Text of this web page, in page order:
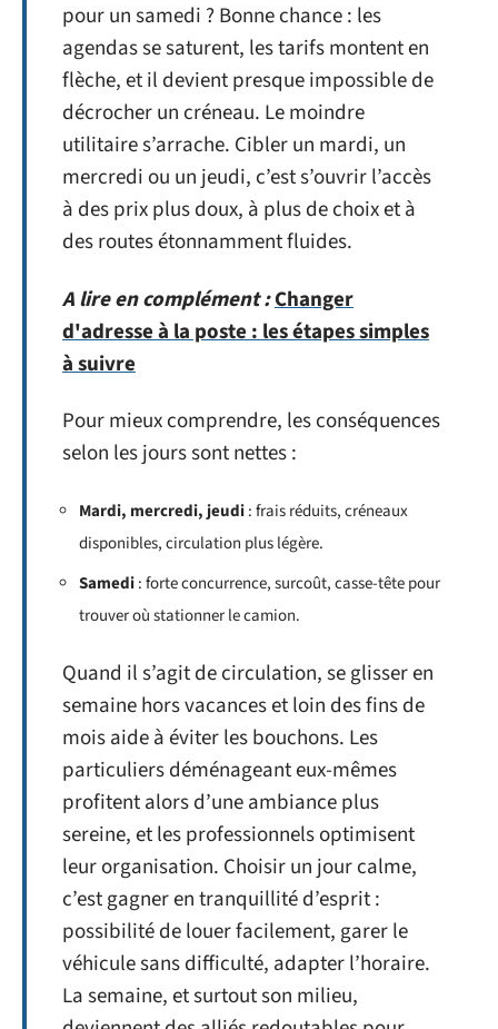
pour un samedi ? Bonne chance : les
agendas se saturent, les tarifs montent en
flèche, et il devient presque impossible de
décrocher un créneau. Le moindre
utilitaire s’arrache. Cibler un mardi, un
mercredi ou un jeudi, c’est s’ouvrir l’accès
à des prix plus doux, à plus de choix et à
des routes étonnamment fluides.
A lire en complément :Changer
d'adresse à la poste : les étapes simples
à suivre
Pour mieux comprendre, les conséquences
selon les jours sont nettes :
Mardi, mercredi, jeudi: frais réduits, créneaux
disponibles, circulation plus légère.
Samedi: forte concurrence, surcoût, casse-tête pour
trouver où stationner le camion.
Quand il s’agit de circulation, se glisser en
semaine hors vacances et loin des fins de
mois aide à éviter les bouchons. Les
particuliers déménageant eux-mêmes
profitent alors d’une ambiance plus
sereine, et les professionnels optimisent
leur organisation. Choisir un jour calme,
c’est gagner en tranquillité d’esprit :
possibilité de louer facilement, garer le
véhicule sans difficulté, adapter l’horaire.
La semaine, et surtout son milieu,